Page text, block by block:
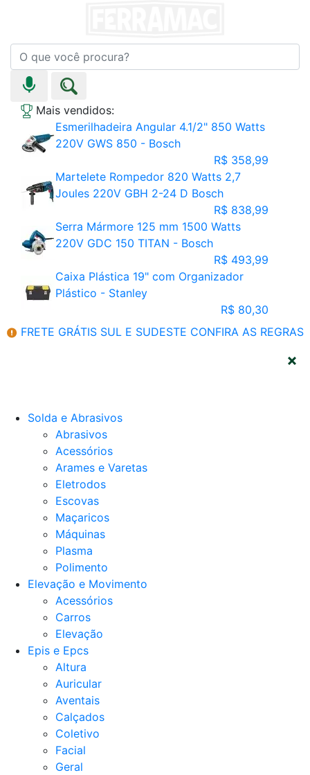
Mais vendidos:
Esmerilhadeira Angular 4.1/2" 850 Watts
220V GWS 850 - Bosch
R$ 358,99
Martelete Rompedor 820 Watts 2,7
Joules 220V GBH 2-24 D Bosch
R$ 838,99
Serra Mármore 125 mm 1500 Watts
220V GDC 150 TITAN - Bosch
R$ 493,99
Caixa Plástica 19" com Organizador
Plástico - Stanley
R$ 80,30
FRETE GRÁTIS SUL E SUDESTE CONFIRA AS REGRAS
Solda e Abrasivos
Abrasivos
Acessórios
Arames e Varetas
Eletrodos
Escovas
Maçaricos
Máquinas
Plasma
Polimento
Elevação e Movimento
Acessórios
Carros
Elevação
Epis e Epcs
Altura
Auricular
Aventais
Calçados
Coletivo
Facial
Geral